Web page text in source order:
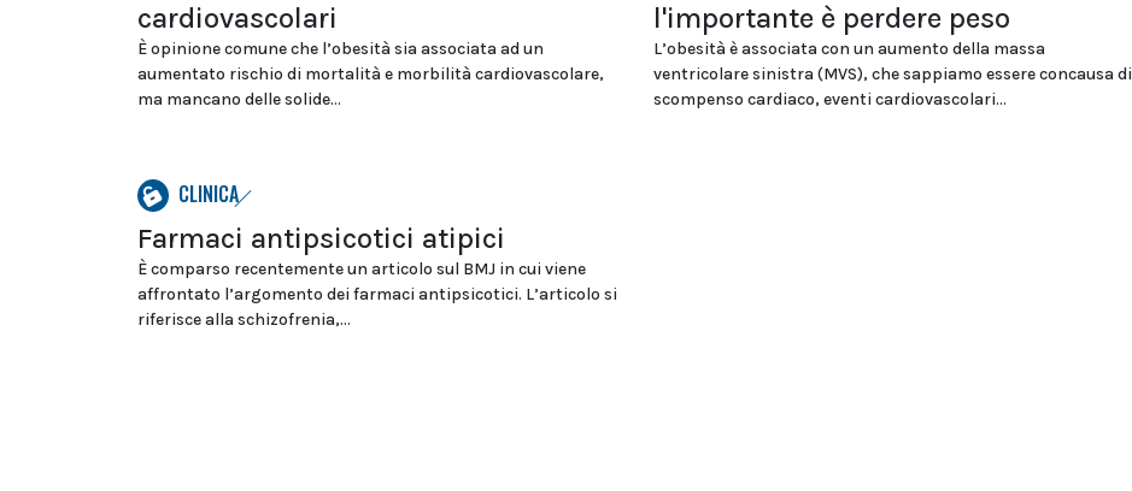
cardiovascolari
È opinione comune che l’obesità sia associata ad un
aumentato rischio di mortalità e morbilità cardiovascolare,
ma mancano delle solide...
l'importante è perdere peso
L’obesità è associata con un aumento della massa
ventricolare sinistra (MVS), che sappiamo essere concausa di
scompenso cardiaco, eventi cardiovascolari...
CLINICA
Farmaci antipsicotici atipici
È comparso recentemente un articolo sul BMJ in cui viene
affrontato l’argomento dei farmaci antipsicotici. L’articolo si
riferisce alla schizofrenia,...